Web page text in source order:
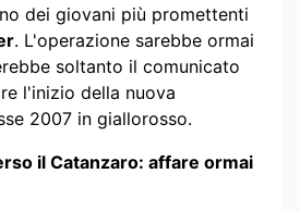
dei giovani più promettenti
. L'operazione sarebbe ormai
soltanto il comunicato
l'inizio della nuova
2007 in giallorosso.
il Catanzaro: affare ormai